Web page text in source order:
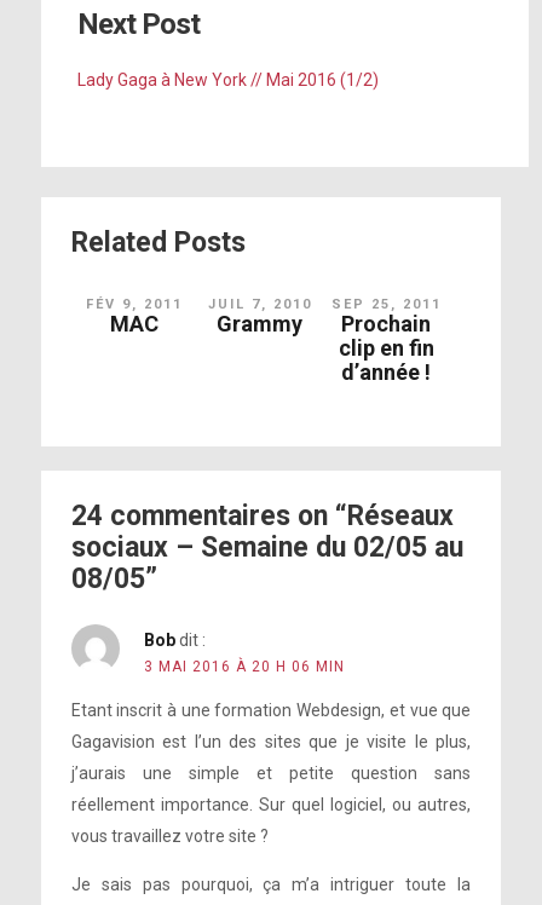
[photo]
[photo]
[photo]
[photo]
[photo]
[photo]
[photo]
[photo]
[photo]
[photo]
[photo]
[photo]
[photo]
[photo]
[photo]
Next Post
Lady Gaga à New York // Mai 2016 (1/2)
Related Posts
FÉV 9, 2011
MAC
JUIL 7, 2010
Grammy
SEP 25, 2011
Prochain
clip en fin
d’année !
24 commentaires on “Réseaux
sociaux – Semaine du 02/05 au
08/05”
Bob dit :
3 MAI 2016 À 20 H 06 MIN
Etant inscrit à une formation Webdesign, et vue que
Gagavision est l’un des sites que je visite le plus,
j’aurais une simple et petite question sans
réellement importance. Sur quel logiciel, ou autres,
vous travaillez votre site ?
Je sais pas pourquoi, ça m’a intriguer toute la